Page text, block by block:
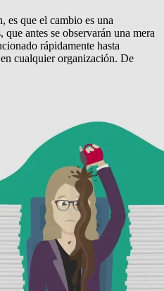
es que el cambio es una
antes se observarán una mera
rápidamente hasta
cualquier organización. De